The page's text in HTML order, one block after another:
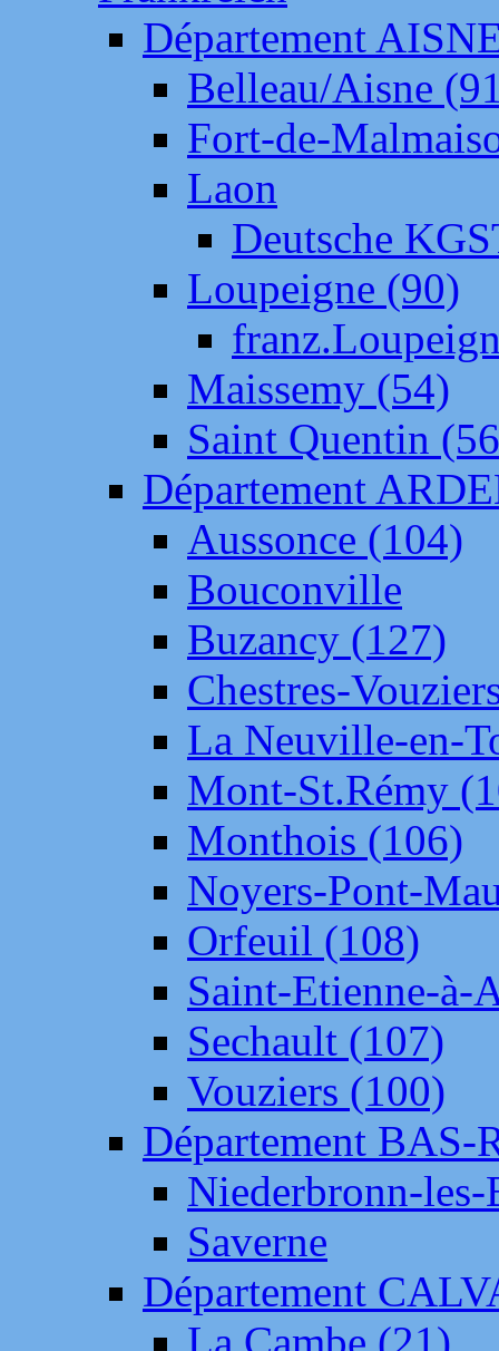
Département
Belleau/Aisne
Fort-de-
Laon
Deutsche
Loupeigne (90)
Maissemy (54)
Saint Quentin
Département
Aussonce (104)
Bouconville
Buzancy (127)
Chestres-
La Neuville-en-
Mont-St.Rémy
Monthois (106)
Noyers-Pont-
Orfeuil (108)
Saint-Etienne-à-
Sechault (107)
Vouziers (100)
Département BAS-
Niederbronn-
Saverne
Département